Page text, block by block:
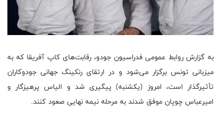
به گزارش روابط عمومی فدراسیون جودو، رقابت‌های کاپ آفریقا که به
میزبانی تونس برگزار می‌شود و در ارتقای رنکینگ جهانی جودوکاران
تأثیرگذار است، امروز (یکشنبه) پیگیری شد و الیاس پرهیزگار و
امیرعباس چوپان موفق شدند به مرحله نیمه نهایی صعود کنند.